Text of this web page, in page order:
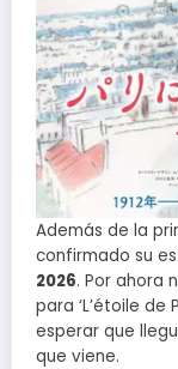
Además de la
confirmado su
2026. Por ahora
para ‘L’étoile
esperar que
que viene.